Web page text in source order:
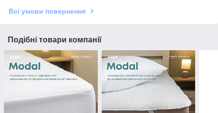
Всі умови повернення
Подібні товари компанії